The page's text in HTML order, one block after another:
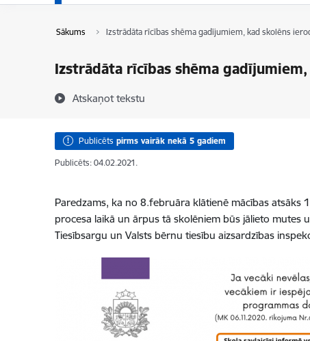
Sākums Izstrādāta rīcības shēma gadījumiem, kad skolēns
Izstrādāta rīcības shēma
Atskaņot tekstu
Publicēts pirms vairāk nekā 5 gadiem
Publicēts: 04.02.2021.
Paredzams, ka no 8.februāra klātienē mācības atsāks
procesa laikā un ārpus tā skolēniem būs jālieto mutes
Tiesībsargu un Valsts bērnu tiesību aizsardzības